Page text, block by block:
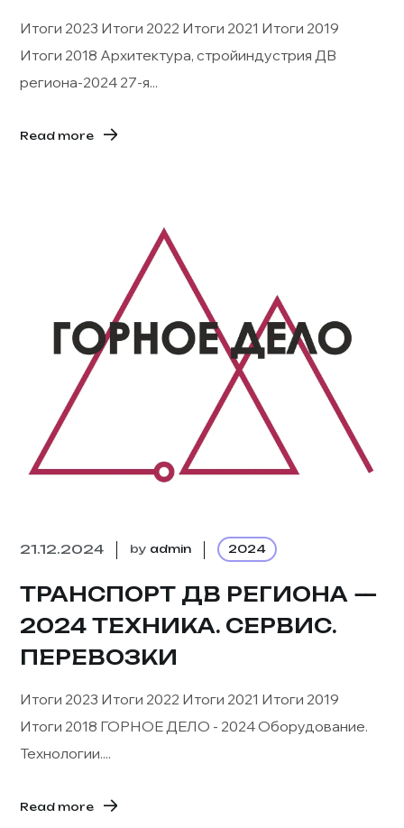
Итоги 2023 Итоги 2022 Итоги 2021 Итоги 2019
Итоги 2018 Архитектура, стройиндустрия ДВ
региона-2024 27-я...
Read more
21.12.2024 by admin 2024
ТРАНСПОРТ ДВ РЕГИОНА —
2024 ТЕХНИКА. СЕРВИС.
ПЕРЕВОЗКИ
Итоги 2023 Итоги 2022 Итоги 2021 Итоги 2019
Итоги 2018 ГОРНОЕ ДЕЛО - 2024 Оборудование.
Технологии....
Read more